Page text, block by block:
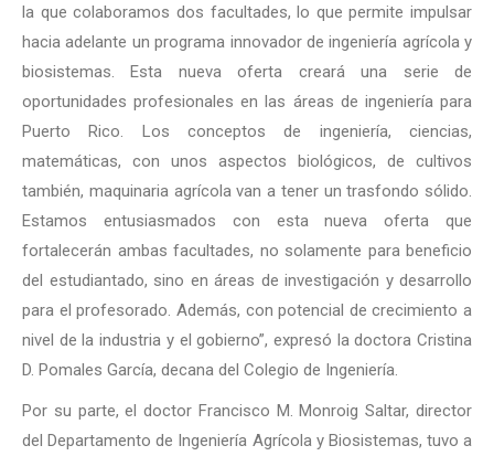
la que colaboramos dos facultades, lo que permite impulsar
hacia adelante un programa innovador de ingeniería agrícola y
biosistemas. Esta nueva oferta creará una serie de
oportunidades profesionales en las áreas de ingeniería para
Puerto Rico. Los conceptos de ingeniería, ciencias,
matemáticas, con unos aspectos biológicos, de cultivos
también, maquinaria agrícola van a tener un trasfondo sólido.
Estamos entusiasmados con esta nueva oferta que
fortalecerán ambas facultades, no solamente para beneficio
del estudiantado, sino en áreas de investigación y desarrollo
para el profesorado. Además, con potencial de crecimiento a
nivel de la industria y el gobierno”, expresó la doctora Cristina
D. Pomales García, decana del Colegio de Ingeniería.
Por su parte, el doctor Francisco M. Monroig Saltar, director
del Departamento de Ingeniería Agrícola y Biosistemas, tuvo a